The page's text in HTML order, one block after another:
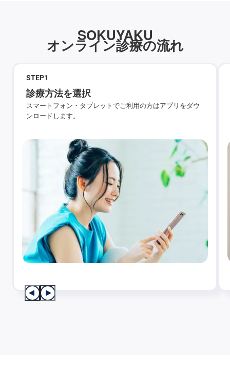
SOKUYAKU
オンライン診療の流れ
STEP1
診療方法を選択
スマートフォン・タブレットでご利用の方はアプリをダウ
ンロードします。